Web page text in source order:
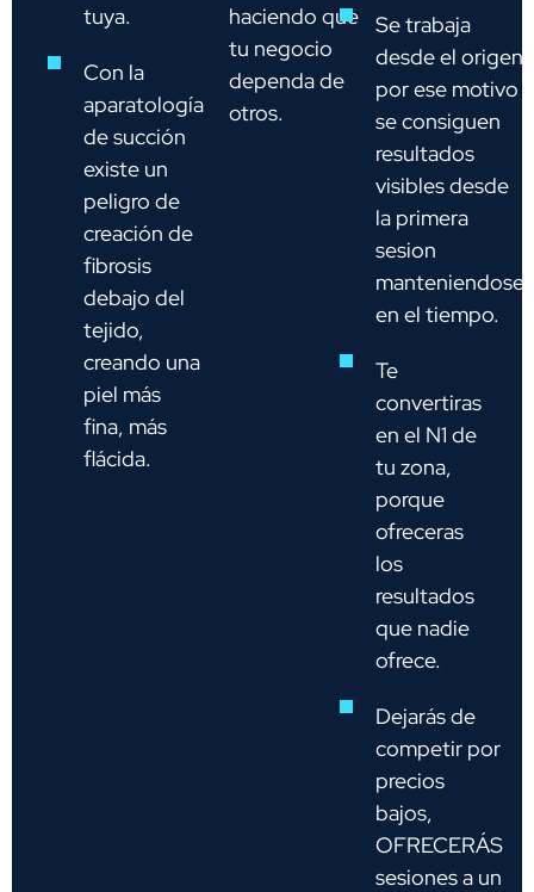
tuya.
Con la
aparatología
de succión
existe un
peligro de
creación de
fibrosis
debajo del
tejido,
creando una
piel más
fina, más
flácida.
haciendo que
tu negocio
dependa de
otros.
Se trabaja
desde el origen
por ese motivo
se consiguen
resultados
visibles desde
la primera
sesion
manteniendose
en el tiempo.
Te
convertiras
en el N1 de
tu zona,
porque
ofreceras
los
resultados
que nadie
ofrece.
Dejarás de
competir por
precios
bajos,
OFRECERÁS
sesiones a un